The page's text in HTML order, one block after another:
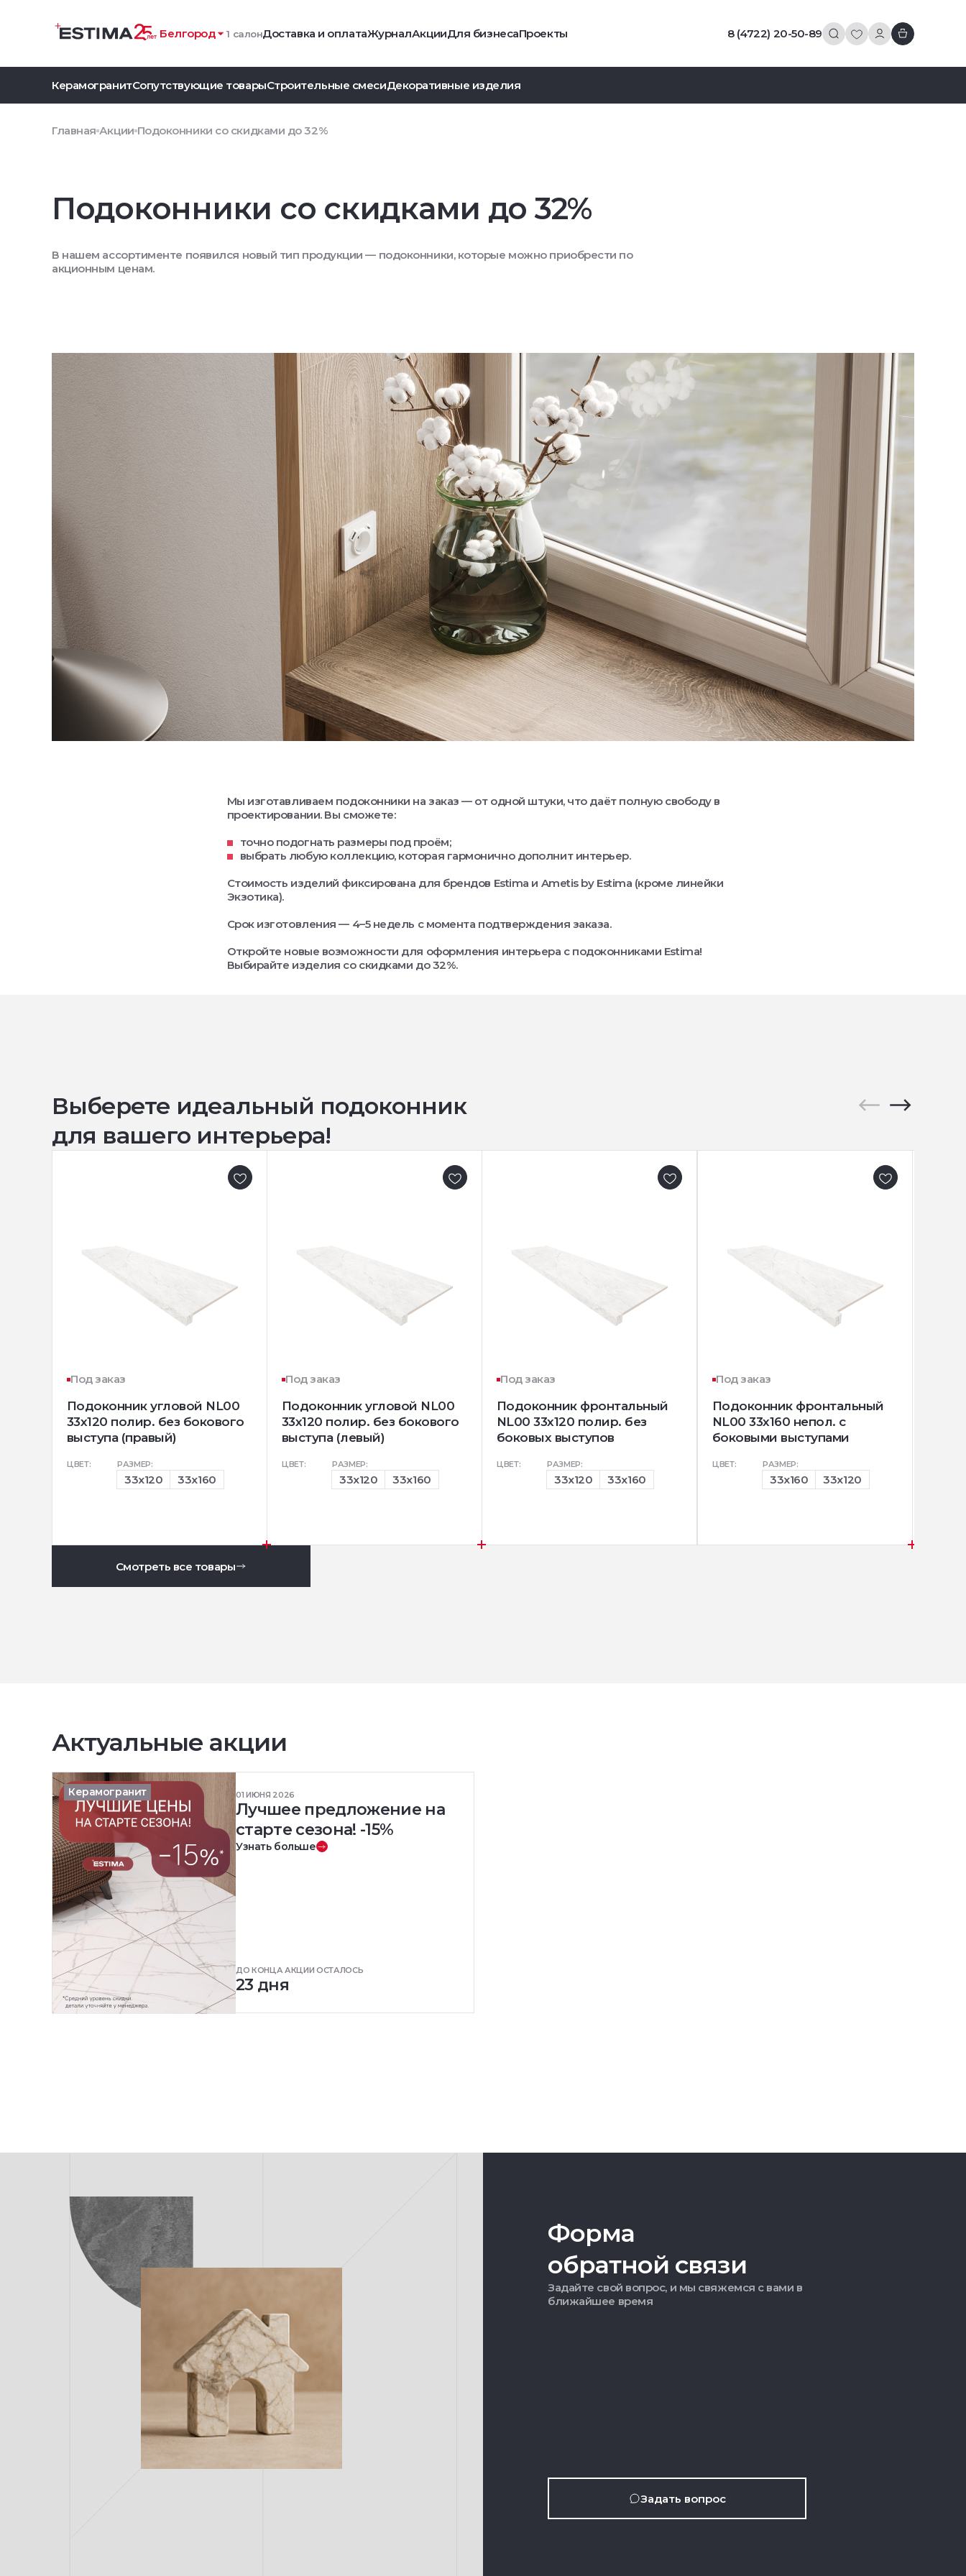
Белгород 1 салонДоставка и оплатаЖурналАкцииДля бизнесаПроекты 8 (4722) 20-50-89
КерамогранитСопутствующие товарыСтроительные смесиДекоративные изделия
Главная Акции Подоконники со скидками до 32%
Подоконники со скидками до 32%
В нашем ассортименте появился новый тип продукции — подоконники, которые можно приобрести по
акционным ценам.
Мы изготавливаем подоконники на заказ — от одной штуки, что даёт полную свободу в
проектировании. Вы сможете:
точно подогнать размеры под проём;
выбрать любую коллекцию, которая гармонично дополнит интерьер.
Стоимость изделий фиксирована для брендов Estima и Ametis by Estima (кроме линейки
Экзотика).
Срок изготовления — 4–5 недель с момента подтверждения заказа.
Откройте новые возможности для оформления интерьера с подоконниками Estima!
Выбирайте изделия со скидками до 32%.
Выберете идеальный подоконник
для вашего интерьера!
Под заказ
Подоконник угловой NL00
33х120 полир. без бокового
выступа (правый)
ЦВЕТ: РАЗМЕР:
33x120 33x160
Под заказ
Подоконник угловой NL00
33х120 полир. без бокового
выступа (левый)
ЦВЕТ: РАЗМЕР:
33x120 33x160
Под заказ
Подоконник фронтальный
NL00 33х120 полир. без
боковых выступов
ЦВЕТ: РАЗМЕР:
33x120 33x160
Под заказ
Подоконник фронтальный
NL00 33х160 непол. с
боковыми выступами
ЦВЕТ: РАЗМЕР:
33x160 33x120
Смотреть все товары
Актуальные акции
Керамогранит 01 ИЮНЯ 2026
Лучшее предложение на
старте сезона! -15%
Узнать больше
ДО КОНЦА АКЦИИ ОСТАЛОСЬ
23 дня
Форма
обратной связи
Задайте свой вопрос, и мы свяжемся с вами в
ближайшее время
Задать вопрос